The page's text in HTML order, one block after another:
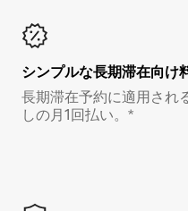
シンプルな長期滞在向け
長期滞在予約に適用され
しの月1回払い。*